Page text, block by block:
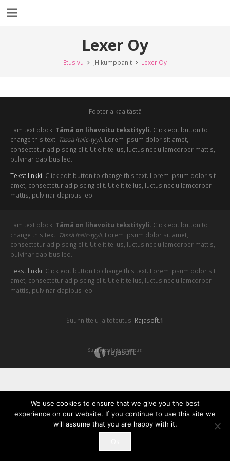
Lexer Oy
Etusivu JH kumppanit Lexer Oy
Footer alkaa tästä
I am text block. Tämä on lihavoitu tekstityyli.Click edit button to
change this text. Tässä italic-tyyli. Lorem ipsum dolor sit amet,
consectetur adipiscing elit. Ut elit tellus, luctus nec ullamcorper mattis,
pulvinar dapibus leo.
Tekstilinkki. Click edit button to change this text. Lorem ipsum dolor sit
amet, consectetur adipiscing elit. Ut elit tellus, luctus nec ullamcorper
mattis, pulvinar dapibus leo.
I am text block. Tämä on lihavoitu tekstityyli. Click edit button to
change this text. Tässä italic-tyyli. Lorem ipsum dolor sit amet,
consectetur adipiscing elit. Ut elit tellus, luctus nec ullamcorper mattis,
pulvinar dapibus leo.
Tekstilinkki. Click edit button to change this text. Lorem ipsum dolor sit
amet, consectetur adipiscing elit. Ut elit tellus, luctus nec ullamcorper
mattis, pulvinar dapibus leo.
Suunnittelu ja toteutus: Rajasoft.fi
Suunnittelu ja toteutus
We use cookies to ensure that we give you the best
experience on our website. If you continue to use this site we
will assume that you are happy with it.